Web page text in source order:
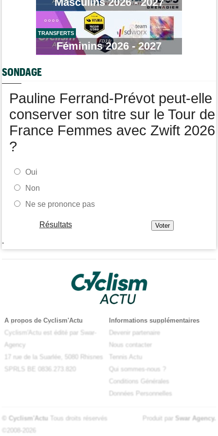
Transfert
Le Mercato vélo est ouvert... voici toutes les dernières infos
Média
Cyclism’Actu recrute des rédacteurs… si cela vous intéresse,
c'est ici !
Tour de Pologne
TRANSFERTS
Féminins 2026 - 2027
SONDAGE
Pauline Ferrand-Prévot peut-elle
conserver son titre sur le Tour de
France Femmes avec Zwift 2026
?
Oui
Non
Ne se prononce pas
Résultats
-
A propos de Cyclism'Actu
Cyclism'Actu est édité par Swar-
Agency
17 rue de la Suarlée, 5080 Rhisnes
SPRLS BE 0836.273.820
Informations supplémentaires
Devenir partenaire
Nous contacter
Tennis Actu
Qui sommes-nous ?
Conditions Générales
Données Personnelles
© Cyclism'Actu Tous droits réservés
©2008-2026
Produit par Swar Agency.